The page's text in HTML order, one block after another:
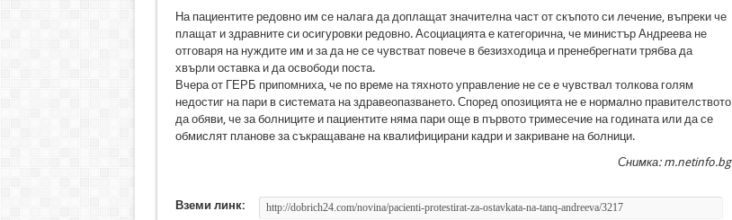
На пациентите редовно им се налага да доплащат значителна част от скъпото си лечение, въпреки че
плащат и здравните си осигуровки редовно. Асоциацията е категорична, че министър Андреева не
отговаря на нуждите им и за да не се чувстват повече в безизходица и пренебрегнати трябва да
хвърли оставка и да освободи поста.
Вчера от ГЕРБ припомниха, че по време на тяхното управление не се е чувствал толкова голям
недостиг на пари в системата на здравеопазването. Според опозицията не е нормално правителството
да обяви, че за болниците и пациентите няма пари още в първото тримесечие на годината или да се
обмислят планове за съкращаване на квалифицирани кадри и закриване на болници.
Снимка: m.netinfo.bg
Вземи линк: